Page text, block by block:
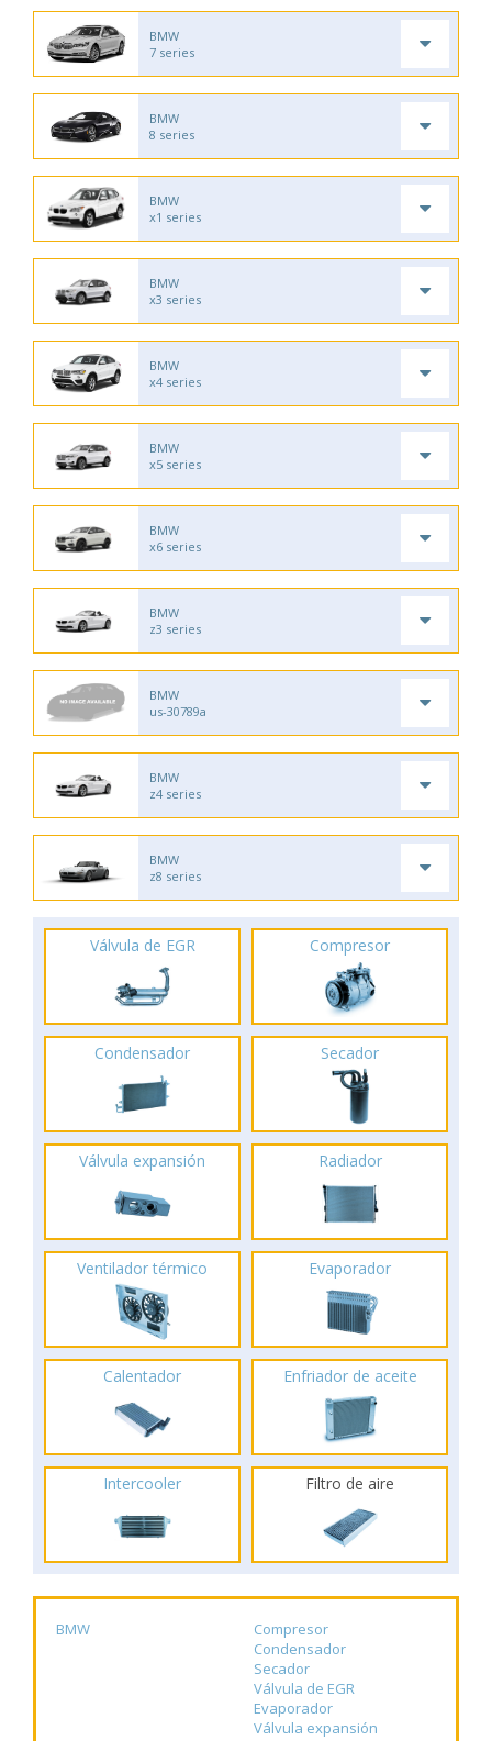
BMW
7 series
BMW
8 series
BMW
x1 series
BMW
x3 series
BMW
x4 series
BMW
x5 series
BMW
x6 series
BMW
z3 series
BMW
us-30789a
BMW
z4 series
BMW
z8 series
Válvula de EGR Compresor
Condensador Secador
Válvula expansión Radiador
Ventilador térmico Evaporador
Calentador Enfriador de aceite
Intercooler Filtro de aire
BMW
Compresor
Condensador
Secador
Válvula de EGR
Evaporador
Válvula expansión